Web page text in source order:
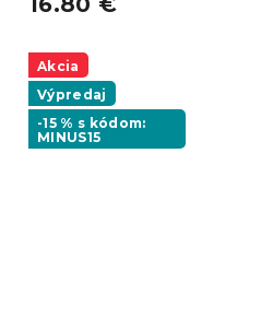
Akcia
Výpredaj
-15 % s kódom:
MINUS15